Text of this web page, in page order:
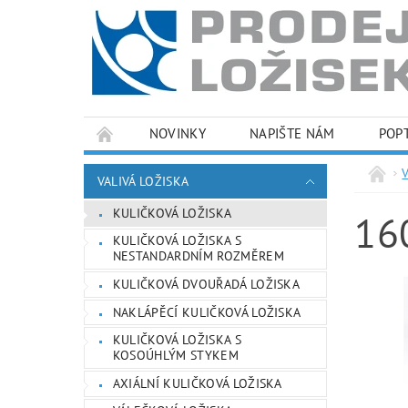
NOVINKY NAPIŠTE NÁM
PODMÍNKY OCHRANY OSOBNÍCH ÚDAJŮ
VALIVÁ LOŽISKA
KULIČKOVÁ LOŽISKA
KULIČKOVÁ LOŽISKA S
NESTANDARDNÍM ROZMĚREM
KULIČKOVÁ DVOUŘADÁ LOŽISKA
NAKLÁPĚCÍ KULIČKOVÁ LOŽISKA
KULIČKOVÁ LOŽISKA S
KOSOÚHLÝM STYKEM
AXIÁLNÍ KULIČKOVÁ LOŽISKA